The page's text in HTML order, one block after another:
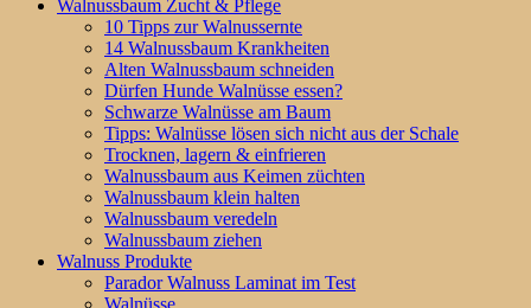
Walnussbaum Zucht & Pflege
10 Tipps zur Walnussernte
14 Walnussbaum Krankheiten
Alten Walnussbaum schneiden
Dürfen Hunde Walnüsse essen?
Schwarze Walnüsse am Baum
Tipps: Walnüsse lösen sich nicht aus der Schale
Trocknen, lagern & einfrieren
Walnussbaum aus Keimen züchten
Walnussbaum klein halten
Walnussbaum veredeln
Walnussbaum ziehen
Walnuss Produkte
Parador Walnuss Laminat im Test
Walnüsse